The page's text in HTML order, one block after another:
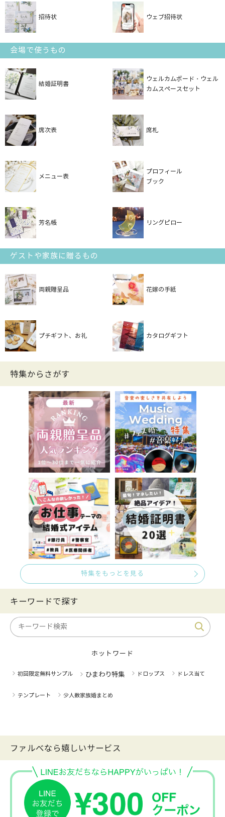
招待状 ウェブ招待状
会場で使うもの
結婚証明書
ウェルカムボード・ウェル
カムスペースセット
席次表 席札
メニュー表
プロフィール
ブック
芳名帳 リングピロー
ゲストや家族に贈るもの
両親贈呈品 花嫁の手紙
プチギフト、お礼 カタログギフト
特集からさがす
特集をもっとを見る
キーワードで探す
ホットワード
初回限定無料サンプル ひまわり特集 ドロップス ドレス当て
テンプレート 少人数家族婚まとめ
ファルべなら嬉しいサービス